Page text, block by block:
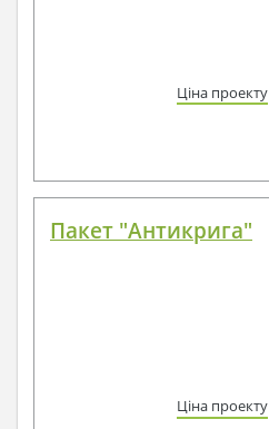
Ціна проекту
Пакет "Антикрига"
Ціна проекту